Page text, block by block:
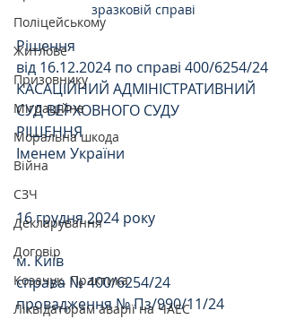
Поліцейському
Житлове
Призовнику
Міграційне
Моральна шкода
Війна
СЗЧ
Декларування
Договір
Козачук. Практика
Ліквідаторам аварії на ЧАЕС
зразковій справі
Рішення
від 16.12.2024 по справі 400/6254/24
КАСАЦІЙНИЙ АДМІНІСТРАТИВНИЙ
СУД ВЕРХОВНОГО СУДУ
РІШЕННЯ
Іменем України
16 грудня 2024 року
м. Київ
справа № 400/6254/24
провадження № Пз/990/11/24